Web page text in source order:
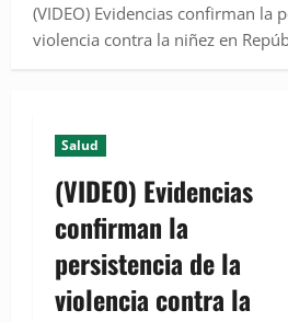
(VIDEO) Evidencias confirman la
violencia contra la niñez en
Salud
(VIDEO) Evidencias
confirman la
persistencia de la
violencia contra la